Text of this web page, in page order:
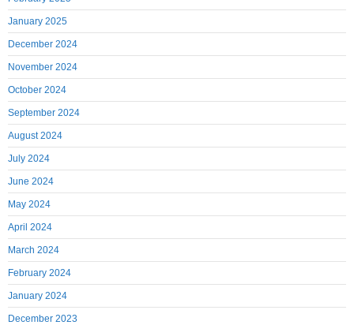
January 2025
December 2024
November 2024
October 2024
September 2024
August 2024
July 2024
June 2024
May 2024
April 2024
March 2024
February 2024
January 2024
December 2023